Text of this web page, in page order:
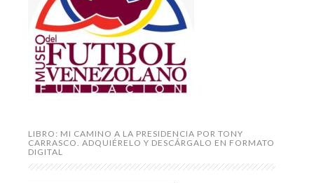
LIBRO: MI CAMINO A LA PRESIDENCIA POR TONY
CARRASCO. ADQUIÉRELO Y DESCÁRGALO EN FORMATO
DIGITAL